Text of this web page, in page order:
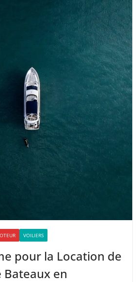
VOILIERS
pour la Location de
Bateaux en